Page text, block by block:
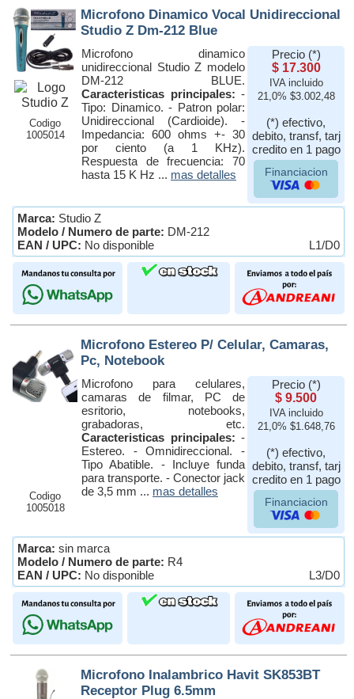
Codigo
1005014
Microfono Dinamico Vocal Unidireccional
Studio Z Dm-212 Blue
Microfono dinamico
unidireccional Studio Z modelo
DM-212 BLUE.
Caracteristicas principales: -
Tipo: Dinamico. - Patron polar:
Unidireccional (Cardioide). -
Impedancia: 600 ohms +- 30
por ciento (a 1 KHz).
Respuesta de frecuencia: 70
hasta 15 K Hz ... mas detalles
Precio (*)
$ 17.300
IVA incluido
21,0% $3.002,48
(*) efectivo,
debito, transf, tarj
credito en 1 pago
Financiacion
Marca: Studio Z
Modelo / Numero de parte: DM-212
EAN / UPC: No disponible L1/D0
Codigo
1005018
Microfono Estereo P/ Celular, Camaras,
Pc, Notebook
Microfono para celulares,
camaras de filmar, PC de
esritorio, notebooks,
grabadoras, etc.
Caracteristicas principales: -
Estereo. - Omnidireccional. -
Tipo Abatible. - Incluye funda
para transporte. - Conector jack
de 3,5 mm ... mas detalles
Precio (*)
$ 9.500
IVA incluido
21,0% $1.648,76
(*) efectivo,
debito, transf, tarj
credito en 1 pago
Financiacion
Marca: sin marca
Modelo / Numero de parte: R4
EAN / UPC: No disponible L3/D0
Microfono Inalambrico Havit SK853BT
Receptor Plug 6.5mm